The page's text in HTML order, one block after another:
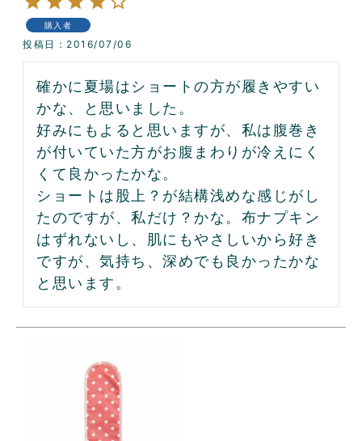
購入者
投稿日 2016/07/06
確かに夏場はショートの方が履きやすい
かな、と思いました。
好みにもよると思いますが、私は腹巻き
が付いていた方がお腹まわりが冷えにく
くて良かったかな。
ショートは股上？が結構浅めな感じがし
たのですが、私だけ？かな。布ナプキン
はずれないし、肌にもやさしいから好き
ですが、気持ち、深めでも良かったかな
と思います。